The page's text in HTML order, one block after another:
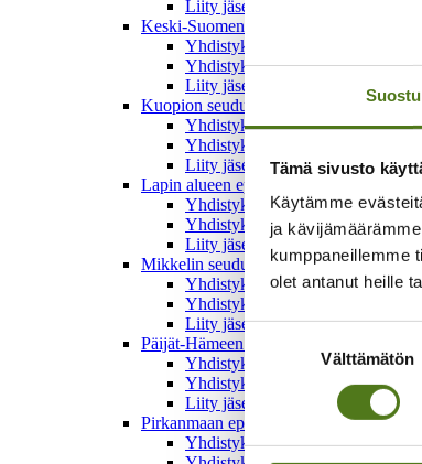
Tämä sivusto
Käytämme
ja
kumppaneillemme
olet antanut heille
Suostumuksen
Välttämätön
Liity jäseneksi
Keski-Suomen epilepsiayhdistys
Yhdistyksen tapahtumat
Yhdistyksen yhteystiedot
Liity jäseneksi
Kuopion seudun epilepsiayhdistys
Yhdistyksen tapahtumat
Yhdistyksen yhteystiedot
Liity jäseneksi
Lapin alueen epilepsiayhdistys
Yhdistyksen tapahtumat
Yhdistyksen yhteystiedot
Liity jäseneksi
Mikkelin seudun epilepsiayhdistys
Yhdistyksen tapahtumat
Yhdistyksen yhteystiedot
Liity jäseneksi
Päijät-Hämeen epilepsiayhdistys
Yhdistyksen tapahtumat
Yhdistyksen yhteystiedot
Liity jäseneksi
Pirkanmaan epilepsiayhdistys
Yhdistyksen tapahtumat